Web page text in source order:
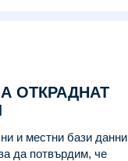
ОТКРАДНАТ
и местни бази
да потвърдим, че